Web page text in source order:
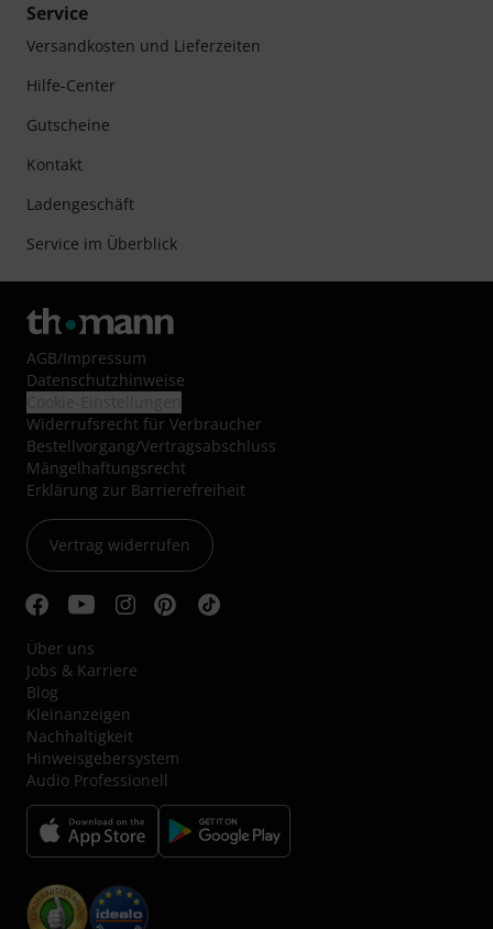
Service
Versandkosten und Lieferzeiten
Hilfe-Center
Gutscheine
Kontakt
Ladengeschäft
Service im Überblick
AGB/Impressum
Datenschutzhinweise
Widerrufsrecht für Verbraucher
Bestellvorgang/Vertragsabschluss
Mängelhaftungsrecht
Erklärung zur Barrierefreiheit
Vertrag widerrufen
Über uns
Jobs & Karriere
Blog
Kleinanzeigen
Nachhaltigkeit
Hinweisgebersystem
Audio Professionell